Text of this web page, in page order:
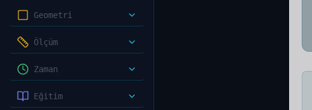
Geometri
Ölçüm
Zaman
Eğitim